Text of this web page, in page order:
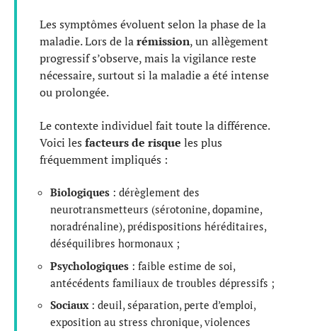
Les symptômes évoluent selon la phase de la
maladie. Lors de larémission, un allègement
progressif s’observe, mais la vigilance reste
nécessaire, surtout si la maladie a été intense
ou prolongée.
Le contexte individuel fait toute la différence.
Voici les facteurs de risque les plus
fréquemment impliqués :
Biologiques : dérèglement des
neurotransmetteurs (sérotonine, dopamine,
noradrénaline), prédispositions héréditaires,
déséquilibres hormonaux ;
Psychologiques : faible estime de soi,
antécédents familiaux de troubles dépressifs ;
Sociaux: deuil, séparation, perte d’emploi,
exposition au stress chronique, violences